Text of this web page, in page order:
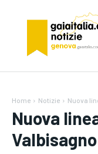
Home Notizie Nuova
Nuova
Valbisagno